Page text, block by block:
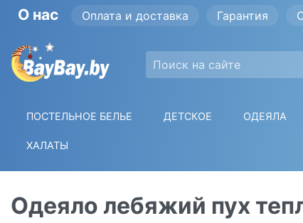
О нас Оплата и доставка Гарантия
ПОСТЕЛЬНОЕ БЕЛЬЕ ДЕТСКОЕ ОДЕЯЛА
ХАЛАТЫ
Одеяло лебяжий пух